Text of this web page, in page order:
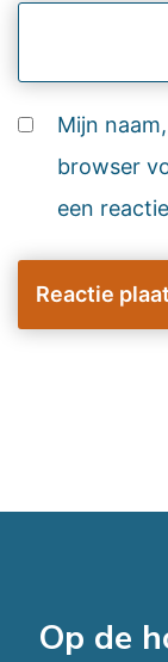
Mijn
browser
een
Op de